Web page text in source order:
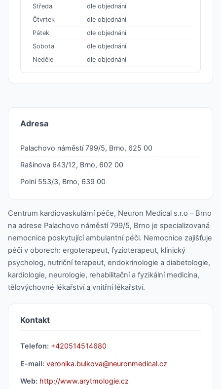
Středa
dle objednání
Čtvrtek
dle objednání
Pátek
dle objednání
Sobota
dle objednání
Neděle
dle objednání
Adresa
Palachovo náměstí 799/5, Brno, 625 00
Rašínova 643/12, Brno, 602 00
Polní 553/3, Brno, 639 00
Centrum kardiovaskulární péče, Neuron Medical s.r.o – Brno
na adrese Palachovo náměstí 799/5, Brno je specializovaná
nemocnice poskytující ambulantní péči. Nemocnice zajišťuje
péči v oborech: ergoterapeut, fyzioterapeut, klinický
psycholog, nutriční terapeut, endokrinologie a diabetologie,
kardiologie, neurologie, rehabilitační a fyzikální medicína,
tělovýchovné lékařství a vnitřní lékařství.
Kontakt
Telefon: +420514514680
E-mail: veronika.bulkova@neuronmedical.cz
Web: http://www.arytmologie.cz